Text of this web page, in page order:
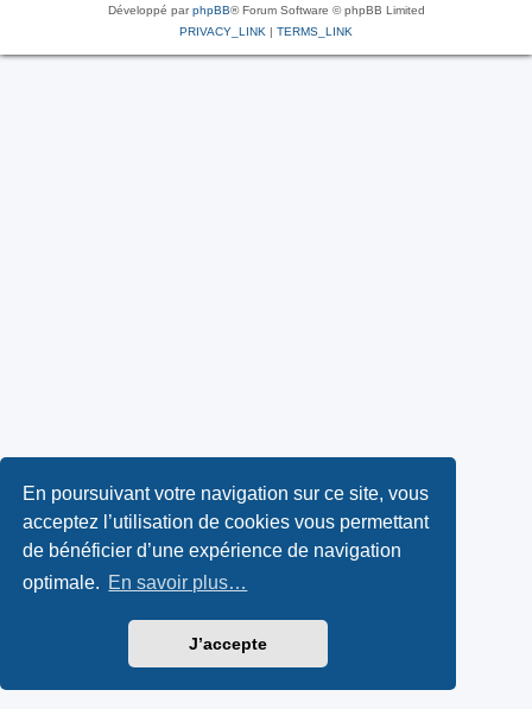
En poursuivant votre navigation sur ce site, vous
acceptez l’utilisation de cookies vous permettant
de bénéficier d’une expérience de navigation
optimale. En savoir plus…
J’accepte
Développé parphpBB® Forum Software © phpBB Limited
PRIVACY_LINK | TERMS_LINK